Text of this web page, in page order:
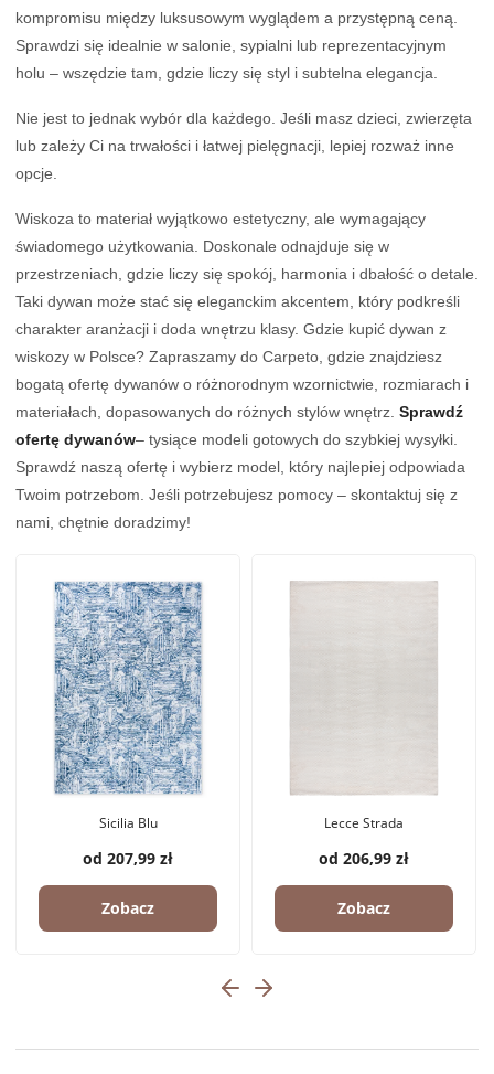
kompromisu między luksusowym wyglądem a przystępną ceną.
Sprawdzi się idealnie w salonie, sypialni lub reprezentacyjnym
holu – wszędzie tam, gdzie liczy się styl i subtelna elegancja.
Nie jest to jednak wybór dla każdego. Jeśli masz dzieci, zwierzęta
lub zależy Ci na trwałości i łatwej pielęgnacji, lepiej rozważ inne
opcje.
Wiskoza to materiał wyjątkowo estetyczny, ale wymagający
świadomego użytkowania. Doskonale odnajduje się w
przestrzeniach, gdzie liczy się spokój, harmonia i dbałość o detale.
Taki dywan może stać się eleganckim akcentem, który podkreśli
charakter aranżacji i doda wnętrzu klasy. Gdzie kupić dywan z
wiskozy w Polsce? Zapraszamy do Carpeto, gdzie znajdziesz
bogatą ofertę dywanów o różnorodnym wzornictwie, rozmiarach i
materiałach, dopasowanych do różnych stylów wnętrz. Sprawdź
ofertę dywanów– tysiące modeli gotowych do szybkiej wysyłki.
Sprawdź naszą ofertę i wybierz model, który najlepiej odpowiada
Twoim potrzebom. Jeśli potrzebujesz pomocy – skontaktuj się z
nami, chętnie doradzimy!
Sicilia Blu
od 207,99 zł
Zobacz
Lecce Strada
od 206,99 zł
Zobacz